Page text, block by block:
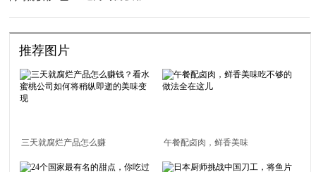
推荐图片
三天就腐烂产品怎么赚
钱？看水蜜桃公司如何
午餐配卤肉，鲜香美味
吃不够的做法全在这儿